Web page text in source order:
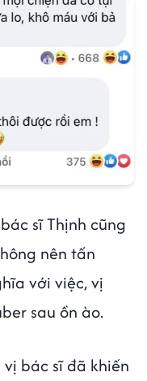
sĩ Thịnh cũng
nên tấn
với việc, vị
sau ồn ào.
bác sĩ đã khiến